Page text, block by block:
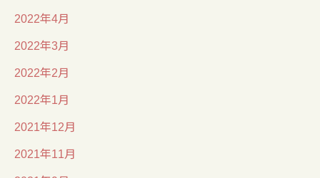
2022年4月
2022年3月
2022年2月
2022年1月
2021年12月
2021年11月